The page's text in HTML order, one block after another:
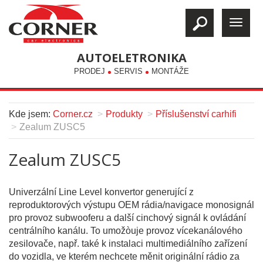
AUTOELETRONIKA
PRODEJ SERVIS MONTÁŽE
Kde jsem: Corner.cz Produkty
Příslušenství carhifi
Zealum ZUSC5
Zealum ZUSC5
Univerzální Line Level konvertor generující z
reproduktorových výstupu OEM rádia/navigace monosignál
pro provoz subwooferu a další cinchový signál k ovládání
centrálního kanálu. To umožòuje provoz vícekanálového
zesilovače, např. také k instalaci multimediálního zařízení
do vozidla, ve kterém nechcete měnit originální rádio za